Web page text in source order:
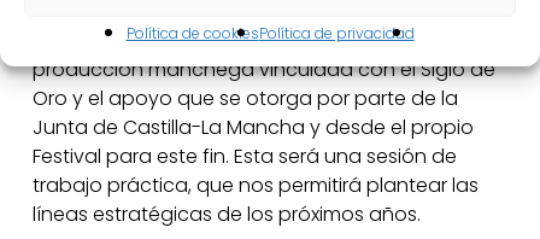
Política de cookiesPolítica de privacidad
el propio Festival. El objetivo será analizar la
producción manchega vinculada con el Siglo de
Oro y el apoyo que se otorga por parte de la
Junta de Castilla-La Mancha y desde el propio
Festival para este fin. Esta será una sesión de
trabajo práctica, que nos permitirá plantear las
líneas estratégicas de los próximos años.